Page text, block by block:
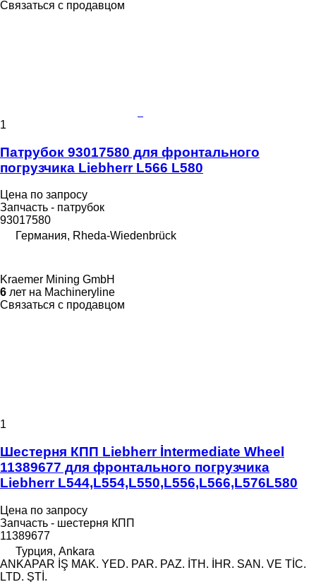
Связаться с продавцом
1
Патрубок 93017580 для фронтального
погрузчика Liebherr L566 L580
Цена по запросу
Запчасть - патрубок
93017580
Германия, Rheda-Wiedenbrück
Kraemer Mining GmbH
6 лет на Machineryline
Связаться с продавцом
1
Шестерня КПП Liebherr İntermediate Wheel
11389677 для фронтального погрузчика
Liebherr L544,L554,L550,L556,L566,L576L580
Цена по запросу
Запчасть - шестерня КПП
11389677
Турция, Ankara
ANKAPAR İŞ MAK. YED. PAR. PAZ. İTH. İHR. SAN. VE TİC.
LTD. ŞTİ.